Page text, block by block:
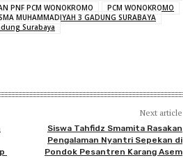
PNF PCM WONOKROMO
PCM WONOKROMO
MUHAMMADIYAH 3 GADUNG SURABAYA
Surabaya
Next article
Siswa Tahfidz Smamita Rasakan
Pengalaman Nyantri Sepekan di
Pondok Pesantren Karang Asem